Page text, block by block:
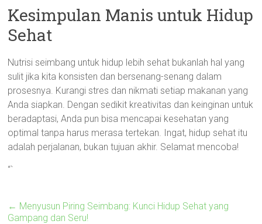
Kesimpulan Manis untuk Hidup
Sehat
Nutrisi seimbang untuk hidup lebih sehat bukanlah hal yang
sulit jika kita konsisten dan bersenang-senang dalam
prosesnya. Kurangi stres dan nikmati setiap makanan yang
Anda siapkan. Dengan sedikit kreativitas dan keinginan untuk
beradaptasi, Anda pun bisa mencapai kesehatan yang
optimal tanpa harus merasa tertekan. Ingat, hidup sehat itu
adalah perjalanan, bukan tujuan akhir. Selamat mencoba!
“`
← Menyusun Piring Seimbang: Kunci Hidup Sehat yang
Gampang dan Seru!